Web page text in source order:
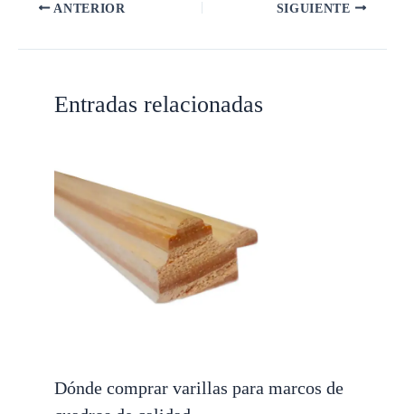
ANTERIOR SIGUIENTE
Entradas relacionadas
Dónde comprar varillas para marcos de